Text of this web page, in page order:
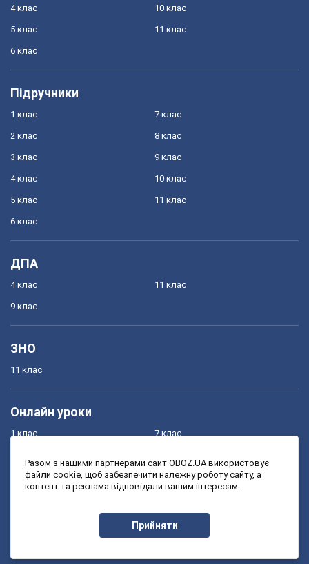
4 клас
5 клас
6 клас
10 клас
11 клас
Підручники
1 клас
2 клас
3 клас
4 клас
5 клас
6 клас
7 клас
8 клас
9 клас
10 клас
11 клас
ДПА
4 клас
9 клас
11 клас
ЗНО
11 клас
Онлайн уроки
1 клас
3 клас
7 клас
9 клас
Разом з нашими партнерами сайт OBOZ.UA використовує
файли cookie, щоб забезпечити належну роботу сайту, а
контент та реклама відповідали вашим інтересам.
Прийняти